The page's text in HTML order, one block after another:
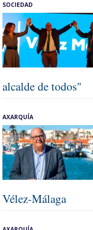
SOCIEDAD
alcalde de todos"
AXARQUÍA
Vélez-Málaga